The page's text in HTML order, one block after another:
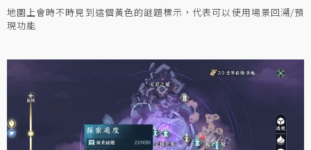
地圖上會時不時見到這個黃色的謎題標示，代表可以使用場景回溯/預
現功能